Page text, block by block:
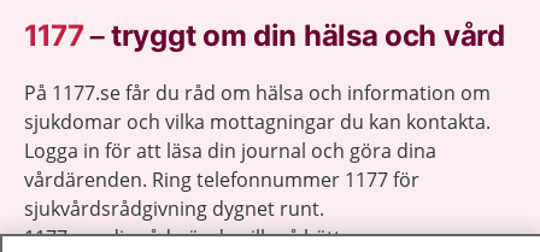
1177–tryggt om din hälsa och vård
På 1177.se får du råd om hälsa och information om
sjukdomar och vilka mottagningar du kan kontakta.
Logga in för att läsa din journal och göra dina
vårdärenden. Ring telefonnummer 1177 för
sjukvårdsrådgivning dygnet runt.
1177 ger dig råd när du vill må bättre.